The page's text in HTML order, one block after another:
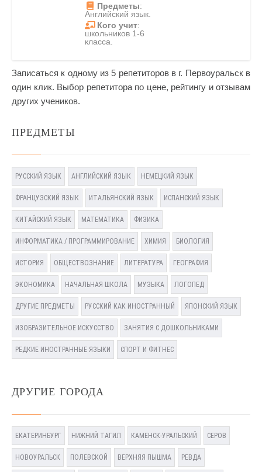
Предметы:
Английский язык.
Кого учит:
школьников 1-6
класса.
Записаться к одному из 5 репетиторов в г. Первоуральск в
один клик. Выбор репетитора по цене, рейтингу и отзывам
других учеников.
ПРЕДМЕТЫ
РУССКИЙ ЯЗЫК АНГЛИЙСКИЙ ЯЗЫК НЕМЕЦКИЙ ЯЗЫК
ФРАНЦУЗСКИЙ ЯЗЫК ИТАЛЬЯНСКИЙ ЯЗЫК ИСПАНСКИЙ ЯЗЫК
КИТАЙСКИЙ ЯЗЫК МАТЕМАТИКА ФИЗИКА
ИНФОРМАТИКА / ПРОГРАММИРОВАНИЕ ХИМИЯ БИОЛОГИЯ
ИСТОРИЯ ОБЩЕСТВОЗНАНИЕ ЛИТЕРАТУРА ГЕОГРАФИЯ
ЭКОНОМИКА НАЧАЛЬНАЯ ШКОЛА МУЗЫКА ЛОГОПЕД
ДРУГИЕ ПРЕДМЕТЫ РУССКИЙ КАК ИНОСТРАННЫЙ ЯПОНСКИЙ ЯЗЫК
ИЗОБРАЗИТЕЛЬНОЕ ИСКУССТВО ЗАНЯТИЯ С ДОШКОЛЬНИКАМИ
РЕДКИЕ ИНОСТРАННЫЕ ЯЗЫКИ СПОРТ И ФИТНЕС
ДРУГИЕ ГОРОДА
ЕКАТЕРИНБУРГ НИЖНИЙ ТАГИЛ КАМЕНСК-УРАЛЬСКИЙ СЕРОВ
НОВОУРАЛЬСК ПОЛЕВСКОЙ ВЕРХНЯЯ ПЫШМА РЕВДА